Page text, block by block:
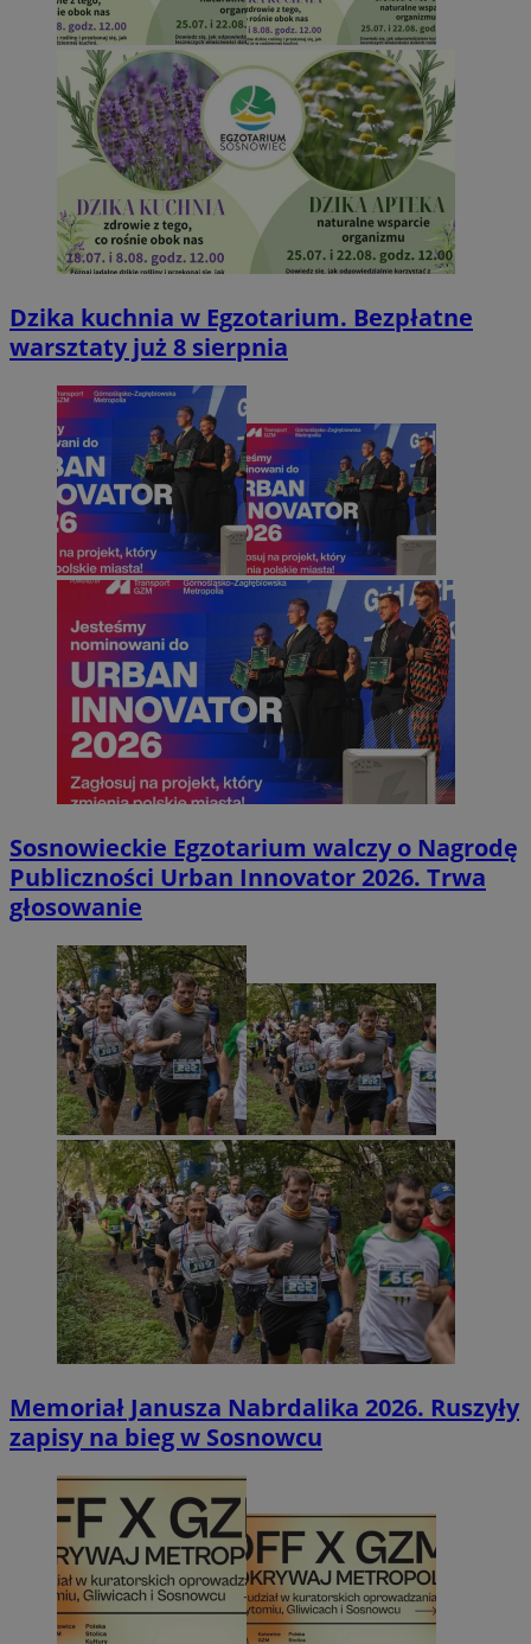
Dzika kuchnia w Egzotarium. Bezpłatne
warsztaty już 8 sierpnia
Sosnowieckie Egzotarium walczy o Nagrodę
Publiczności Urban Innovator 2026. Trwa
głosowanie
Memoriał Janusza Nabrdalika 2026. Ruszyły
zapisy na bieg w Sosnowcu